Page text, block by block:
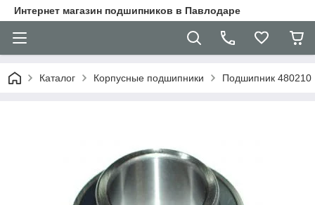
Интернет магазин подшипников в Павлодаре
Каталог Корпусные подшипники Подшипник 480210